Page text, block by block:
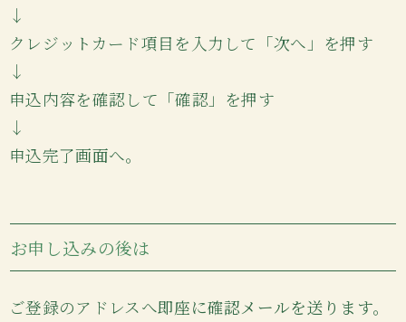
↓
クレジットカード項目を入力して「次へ」を押す
↓
申込内容を確認して「確認」を押す
↓
申込完了画面へ。
お申し込みの後は
ご登録のアドレスへ即座に確認メールを送ります。